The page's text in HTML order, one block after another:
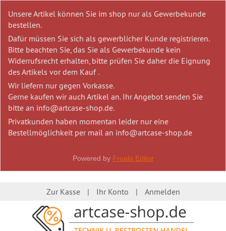
Unsere Artikel können Sie im shop nur als Gewerbekunde
bestellen.
Dafür müssen Sie sich als gewerblicher Kunde registrieren.
Bitte beachten Sie, das Sie als Gewerbekunde kein
Widerrufsrecht erhalten, bitte prüfen Sie daher die Eignung
des Artikels vor dem Kauf .
Wir liefern nur gegen Vorkasse.
Gerne kaufen wir auch Artikel an. Ihr Angebot senden Sie
bitte an info@artcase-shop.de.
Privatkunden haben momentan leider nur eine
Bestellmöglichkeit per mail an info@artcase-shop.de
Powered by Froala Editor
Zur Kasse Ihr Konto Anmelden